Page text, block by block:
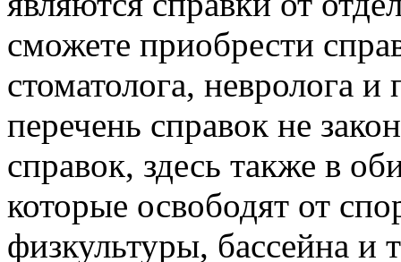
сможете приобрести
стоматолога, невролога
перечень справок не
справок, здесь также в
которые освободят от
физкультуры, бассейна и